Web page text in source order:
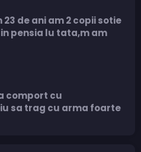
de ani am 2 copii sotie
pensia lu tata,m am
comport cu
sa trag cu arma foarte